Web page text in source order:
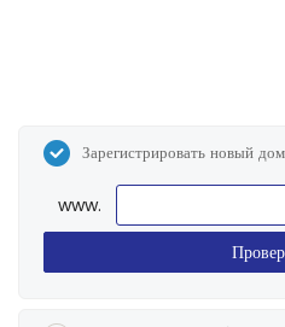
Зарегистрировать новый
www.